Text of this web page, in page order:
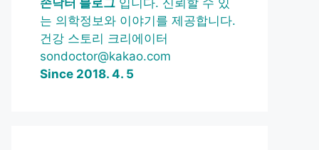
는 의학정보와 이야기를 제공합니다.
건강 스토리 크리에이터
sondoctor@kakao.com
Since 2018. 4. 5